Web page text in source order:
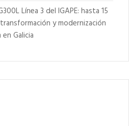
Línea 3 del IGAPE: hasta 15
y modernización
Galicia